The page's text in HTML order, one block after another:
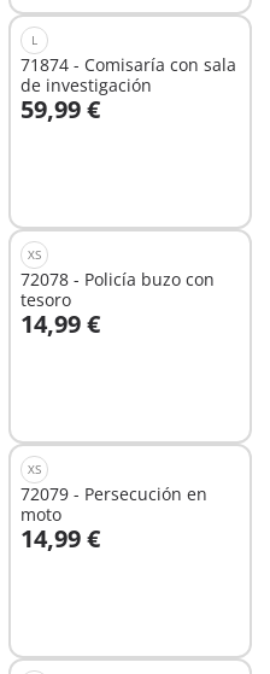
L
71874 - Comisaría con sala
de investigación
59,99 €
A la cesta
XS
72078 - Policía buzo con
tesoro
14,99 €
A la cesta
XS
72079 - Persecución en
moto
14,99 €
A la cesta